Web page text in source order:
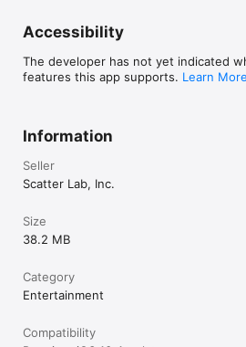
소개팅 할 때 상대방의 사소한 행동으로
소개팅 결과를 미리 알아볼 수 있는
“행동으로 보는 속마음 테스트”
별자리, 혈액형 심리테스트로는 알 수 없고,
당신의 연애 고민을 완벽하게 해결해드립
진짜 연애 앱, 연애의 과학
연애를 시작하는 것도 어렵지만,
틴더, 아만다, 이음, 정오의 데이트...
하나도 없었다는 게 말이 되나요?
Accessibility
The developer has not yet indicated
features this app supports. Learn More
Information
Seller
Scatter Lab, Inc.
Size
38.2 MB
Category
Entertainment
Compatibility